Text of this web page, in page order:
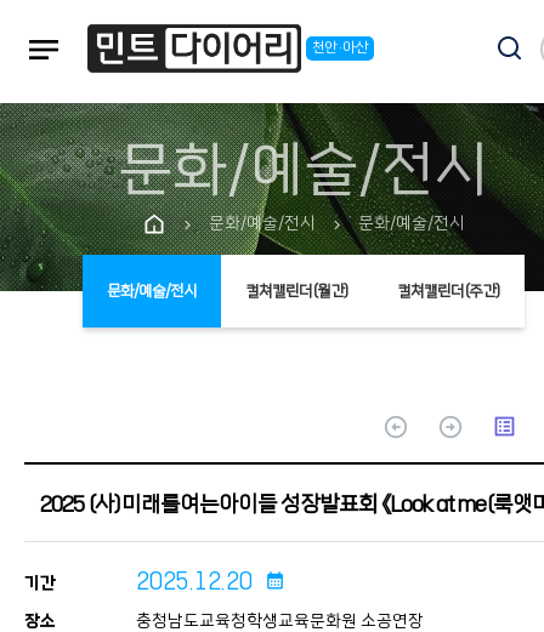
notes 천안·아산
문화/예술/전시
chevron_right 문화/예술/전시 chevron_right 문화/예술/전시
문화/예술/전시 컬쳐캘린더(월간) 컬쳐캘린더(주간)
arrow_circle_up arrow_circle_up list_alt
2025 (사)미래를여는아이들 성장발표회 《Look at me(룩앳
기간 2025.12.20 calendar_month
장소
충청남도교육청학생교육문화원 소공연장